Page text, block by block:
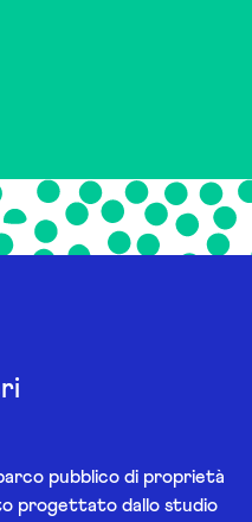
pubblico di proprietà
progettato dallo studio